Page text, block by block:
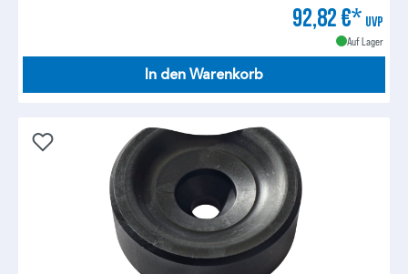
92,82 €* UVP
Auf Lager
In den Warenkorb